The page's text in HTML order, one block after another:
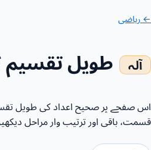
← ریاضی
طویل تقسیم
اس صفحے پر صحیح اعداد کی طویل
قسمت، باقی اور ترتیب وار مراحل